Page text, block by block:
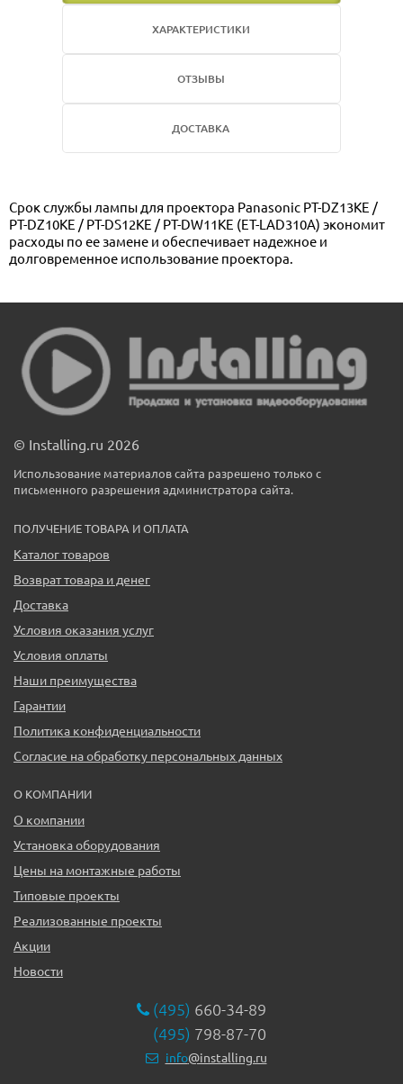
ХАРАКТЕРИСТИКИ
ОТЗЫВЫ
ДОСТАВКА
Срок службы лампы для проектора Panasonic PT-DZ13KE /
PT-DZ10KE / PT-DS12KE / PT-DW11KE (ET-LAD310A) экономит
расходы по ее замене и обеспечивает надежное и
долговременное использование проектора.
© Installing.ru 2026
Использование материалов сайта разрешено только с
письменного разрешения администратора сайта.
ПОЛУЧЕНИЕ ТОВАРА И ОПЛАТА
Каталог товаров
Возврат товара и денег
Доставка
Условия оказания услуг
Условия оплаты
Наши преимущества
Гарантии
Политика конфиденциальности
Согласие на обработку персональных данных
О КОМПАНИИ
О компании
Установка оборудования
Цены на монтажные работы
Типовые проекты
Реализованные проекты
Акции
Новости
(495) 660-34-89
(495) 798-87-70
info@installing.ru